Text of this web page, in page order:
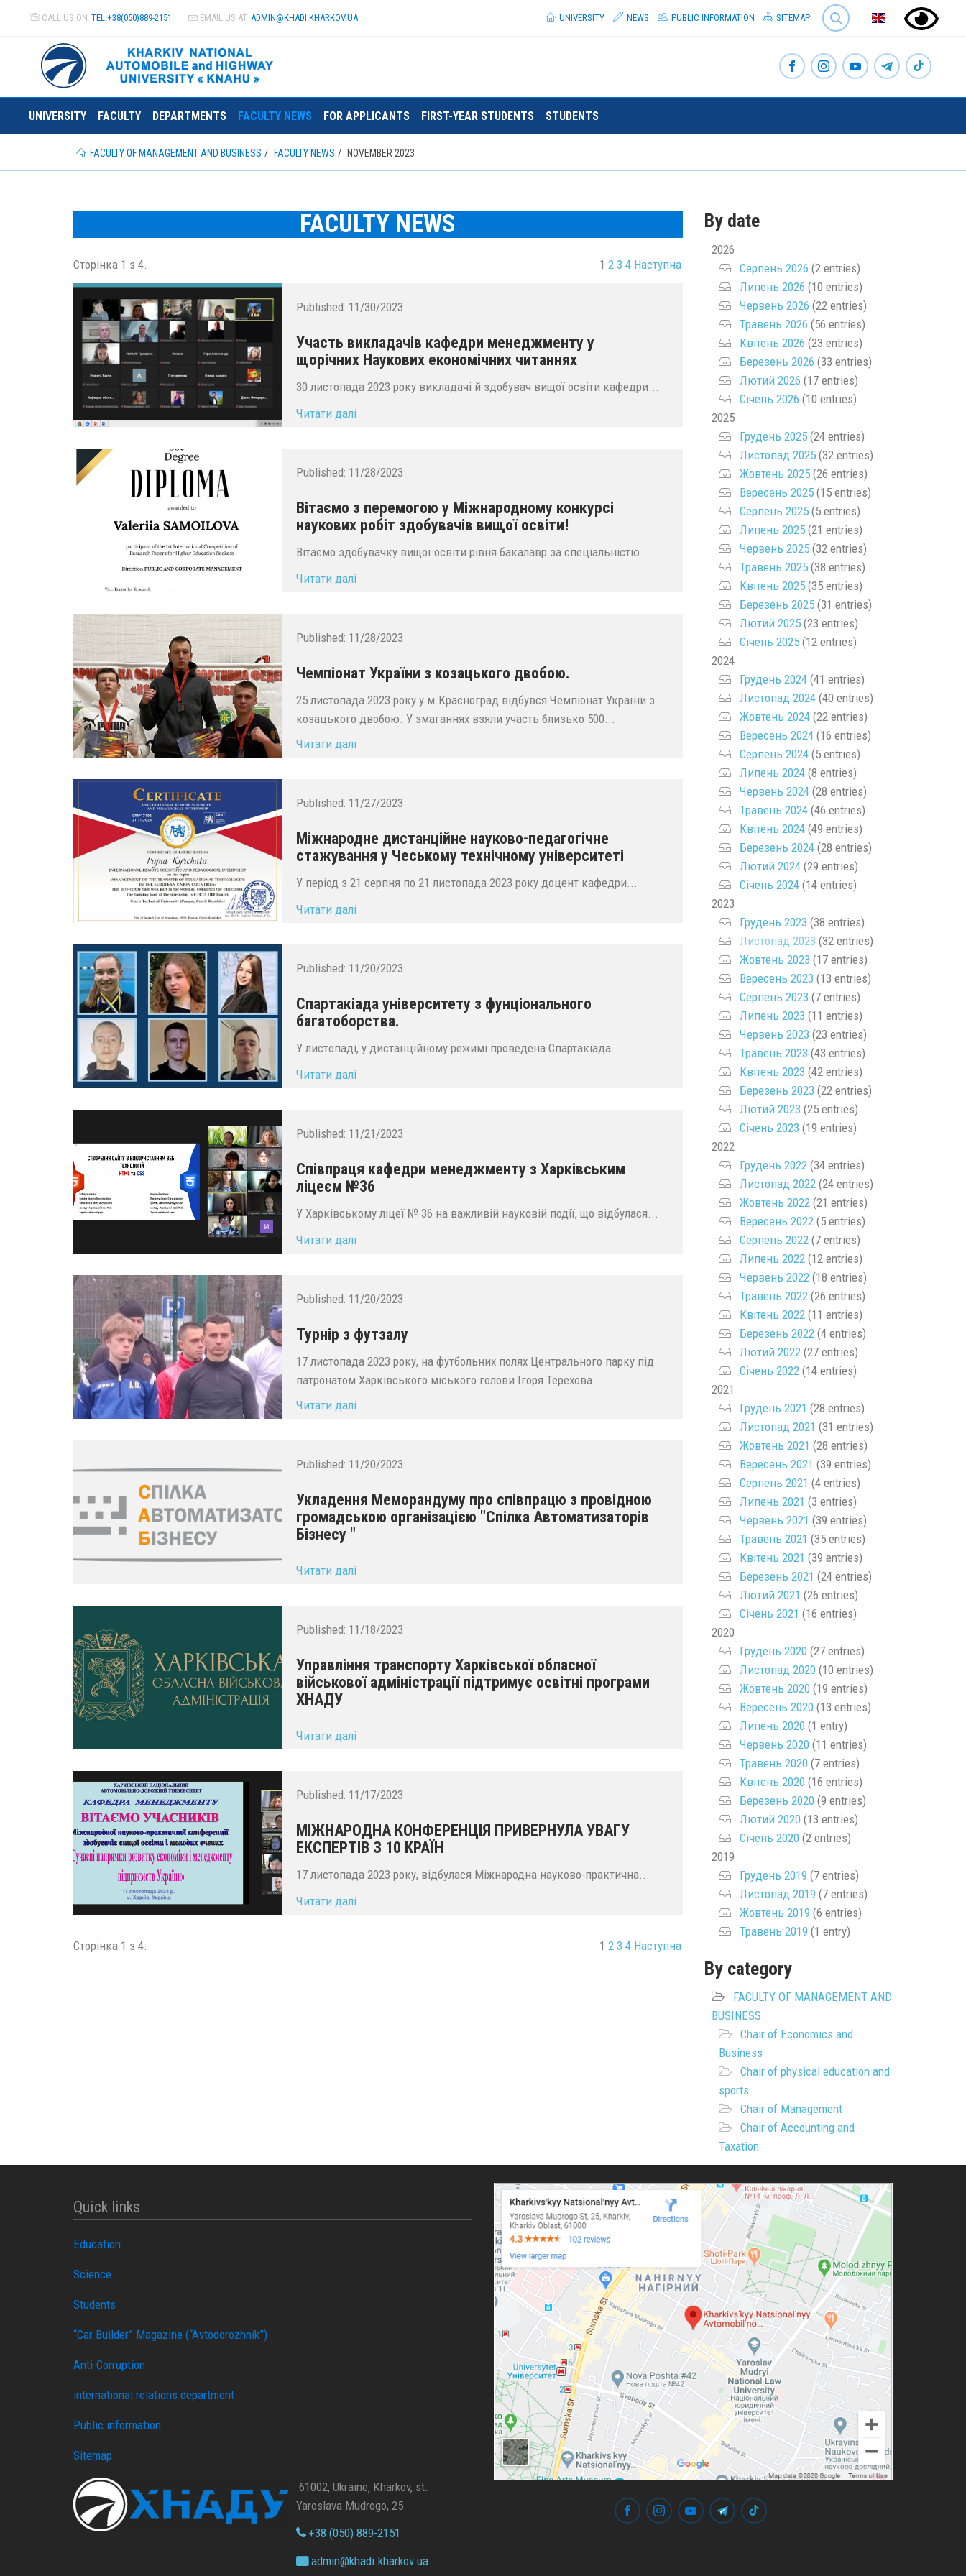
CALL US ON TEL:+38(050)889-2151 EMAIL US AT ADMIN@KHADI.KHARKOV.UA
SEARCH
UNIVERSITY
NEWS PUBLIC INFORMATION SITEMAP
UNIVERSITY FACULTY DEPARTMENTS FACULTY NEWS FOR APPLICANTS FIRST-YEAR STUDENTS STUDENTS
FACULTY OF MANAGEMENT AND BUSINESS FACULTY NEWS NOVEMBER 2023
FACULTY NEWS
Сторінка 1 з 4. 1 2 3 4 Наступна
Published: 11/30/2023
Участь викладачів кафедри менеджменту у
щорічних Наукових економічних читаннях
30 листопада 2023 року викладачі й здобувач вищої освіти кафедри...
Читати далі
Published: 11/28/2023
Вітаємо з перемогою у Міжнародному конкурсі
наукових робіт здобувачів вищої освіти!
Вітаємо здобувачку вищої освіти рівня бакалавр за спеціальністю...
Читати далі
Published: 11/28/2023
Чемпіонат України з козацького двобою.
25 листопада 2023 року у м.Красноград відбувся Чемпіонат України з
козацького двобою. У змаганнях взяли участь близько 500...
Читати далі
Published: 11/27/2023
Міжнародне дистанційне науково-педагогічне
стажування у Чеському технічному університеті
У період з 21 серпня по 21 листопада 2023 року доцент кафедри...
Читати далі
Published: 11/20/2023
Спартакіада університету з фунціонального
багатоборства.
У листопаді, у дистанційному режимі проведена Спартакіада...
Читати далі
Published: 11/21/2023
Співпраця кафедри менеджменту з Харківським
ліцеєм №36
У Харківському ліцеї № 36 на важливій науковій події, що відбулася...
Читати далі
Published: 11/20/2023
Турнір з футзалу
17 листопада 2023 року, на футбольних полях Центрального парку під
патронатом Харківського міського голови Ігоря Терехова...
Читати далі
Published: 11/20/2023
Укладення Меморандуму про співпрацю з провідною
громадською організацією "Спілка Автоматизаторів
Бізнесу "
Читати далі
Published: 11/18/2023
Управління транспорту Харківської обласної
військової адміністрації підтримує освітні програми
ХНАДУ
Читати далі
Published: 11/17/2023
МІЖНАРОДНА КОНФЕРЕНЦІЯ ПРИВЕРНУЛА УВАГУ
ЕКСПЕРТІВ З 10 КРАЇН
17 листопада 2023 року, відбулася Міжнародна науково-практична...
Читати далі
Сторінка 1 з 4. 1 2 3 4 Наступна
By date
2026
Серпень 2026 (2 entries)
Липень 2026 (10 entries)
Червень 2026 (22 entries)
Травень 2026 (56 entries)
Квітень 2026 (23 entries)
Березень 2026 (33 entries)
Лютий 2026 (17 entries)
Січень 2026 (10 entries)
2025
Грудень 2025(24 entries)
Листопад 2025(32 entries)
Жовтень 2025(26 entries)
Вересень 2025(15 entries)
Серпень 2025(5 entries)
Липень 2025(21 entries)
Червень 2025(32 entries)
Травень 2025(38 entries)
Квітень 2025(35 entries)
Березень 2025(31 entries)
Лютий 2025(23 entries)
Січень 2025(12 entries)
2024
Грудень 2024(41 entries)
Листопад 2024(40 entries)
Жовтень 2024(22 entries)
Вересень 2024(16 entries)
Серпень 2024(5 entries)
Липень 2024(8 entries)
Червень 2024(28 entries)
Травень 2024(46 entries)
Квітень 2024(49 entries)
Березень 2024(28 entries)
Лютий 2024(29 entries)
Січень 2024(14 entries)
2023
Грудень 2023 (38 entries)
Листопад 2023 (32 entries)
Жовтень 2023 (17 entries)
Вересень 2023 (13 entries)
Серпень 2023 (7 entries)
Липень 2023 (11 entries)
Червень 2023 (23 entries)
Травень 2023 (43 entries)
Квітень 2023 (42 entries)
Березень 2023 (22 entries)
Лютий 2023 (25 entries)
Січень 2023 (19 entries)
2022
Грудень 2022(34 entries)
Листопад 2022(24 entries)
Жовтень 2022(21 entries)
Вересень 2022(5 entries)
Серпень 2022(7 entries)
Липень 2022(12 entries)
Червень 2022(18 entries)
Травень 2022(26 entries)
Квітень 2022(11 entries)
Березень 2022(4 entries)
Лютий 2022(27 entries)
Січень 2022(14 entries)
2021
Грудень 2021 (28 entries)
Листопад 2021 (31 entries)
Жовтень 2021 (28 entries)
Вересень 2021 (39 entries)
Серпень 2021 (4 entries)
Липень 2021 (3 entries)
Червень 2021 (39 entries)
Травень 2021 (35 entries)
Квітень 2021 (39 entries)
Березень 2021 (24 entries)
Лютий 2021 (26 entries)
Січень 2021 (16 entries)
2020
Грудень 2020(27 entries)
Листопад 2020(10 entries)
Жовтень 2020(19 entries)
Вересень 2020(13 entries)
Липень 2020(1 entry)
Червень 2020(11 entries)
Травень 2020(7 entries)
Квітень 2020(16 entries)
Березень 2020(9 entries)
Лютий 2020(13 entries)
Січень 2020(2 entries)
2019
Грудень 2019 (7 entries)
Листопад 2019 (7 entries)
Жовтень 2019 (6 entries)
Травень 2019 (1 entry)
By category
FACULTY OF MANAGEMENT AND
BUSINESS
Chair of Economics and
Business
Chair of physical education and
sports
Chair of Management
Chair of Accounting and
Taxation
Quick links
Education
Science
Students
“Car Builder” Magazine (“Avtodorozhnik”)
Anti-Corruption
international relations department
Public information
Sitemap
61002, Ukraine, Kharkov, st.
Yaroslava Mudrogo, 25
+38 (050) 889-2151
admin@khadi.kharkov.ua